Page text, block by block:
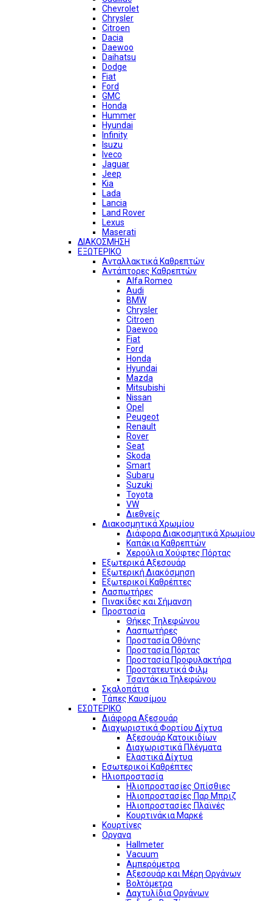
Chevrolet
Chrysler
Citroen
Dacia
Daewoo
Daihatsu
Dodge
Fiat
Ford
GMC
Honda
Hummer
Hyundai
Infinity
Isuzu
Iveco
Jaguar
Jeep
Kia
Lada
Lancia
Land Rover
Lexus
Maserati
ΔΙΑΚΟΣΜΗΣΗ
ΕΞΩΤΕΡΙΚΟ
Ανταλλακτικά Καθρεπτών
Αντάπτορες Καθρεπτών
Alfa Romeo
Audi
BMW
Chrysler
Citroen
Daewoo
Fiat
Ford
Honda
Hyundai
Mazda
Mitsubishi
Nissan
Opel
Peugeot
Renault
Rover
Seat
Skoda
Smart
Subaru
Suzuki
Toyota
VW
Διεθνείς
Διακοσμητικά Χρωμίου
Διάφορα Διακοσμητικά Χρωμίου
Καπάκια Καθρεπτών
Χερούλια Χούφτες Πόρτας
Εξωτερικά Αξεσουάρ
Εξωτερική Διακόσμηση
Εξωτερικοί Καθρέπτες
Λασπωτήρες
Πινακίδες και Σήμανση
Προστασία
Θήκες Τηλεφώνου
Λασπωτήρες
Προστασία Οθόνης
Προστασία Πόρτας
Προστασία Προφυλακτήρα
Προστατευτικά Φιλμ
Τσαντάκια Τηλεφώνου
Σκαλοπάτια
Τάπες Καυσίμου
ΕΣΩΤΕΡΙΚΟ
Διάφορα Αξεσουάρ
Διαχωριστικά Φορτίου Δίχτυα
Αξεσουάρ Κατοικιδίων
Διαχωριστικά Πλέγματα
Ελαστικά Δίχτυα
Εσωτερικοί Καθρέπτες
Ηλιοπροστασία
Ηλιοπροστασίες Οπίσθιες
Ηλιοπροστασίες Παρ Μπριζ
Ηλιοπροστασίες Πλαϊνές
Κουρτινάκια Μαρκέ
Κουρτίνες
Οργανα
Hallmeter
Vacuum
Αμπερόμετρα
Αξεσουάρ και Μέρη Οργάνων
Βολτόμετρα
Δαχτυλίδια Οργάνων